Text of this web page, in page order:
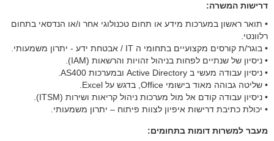
דרישות המשרה:
• תואר ראשון במערכות מידע או תחום טכנולוגי אחר ו/או הנדסאי בתחום
רלוונטי.
• בוגר/ת קורסים מקצועיים בתחומי ה IT / אבטחת ידע - יתרון משמעותי.
• ניסיון של שנתיים לפחות בניהול זהויות והרשאות (IAM).
• ניסיון עבודה מעשי ב Active Directory ובמערכות AS400.
• שליטה גבוהה מאוד בישומי Office, בדגש על Excel.
• ניסיון עבודה קודם אל מול מערכות ניהול קריאות ושירות (ITSM).
• יכולת כתיבת דרישות איפיון לצוות פיתוח – יתרון משמעותי.
מעבר למשרות דומות בתחומים: